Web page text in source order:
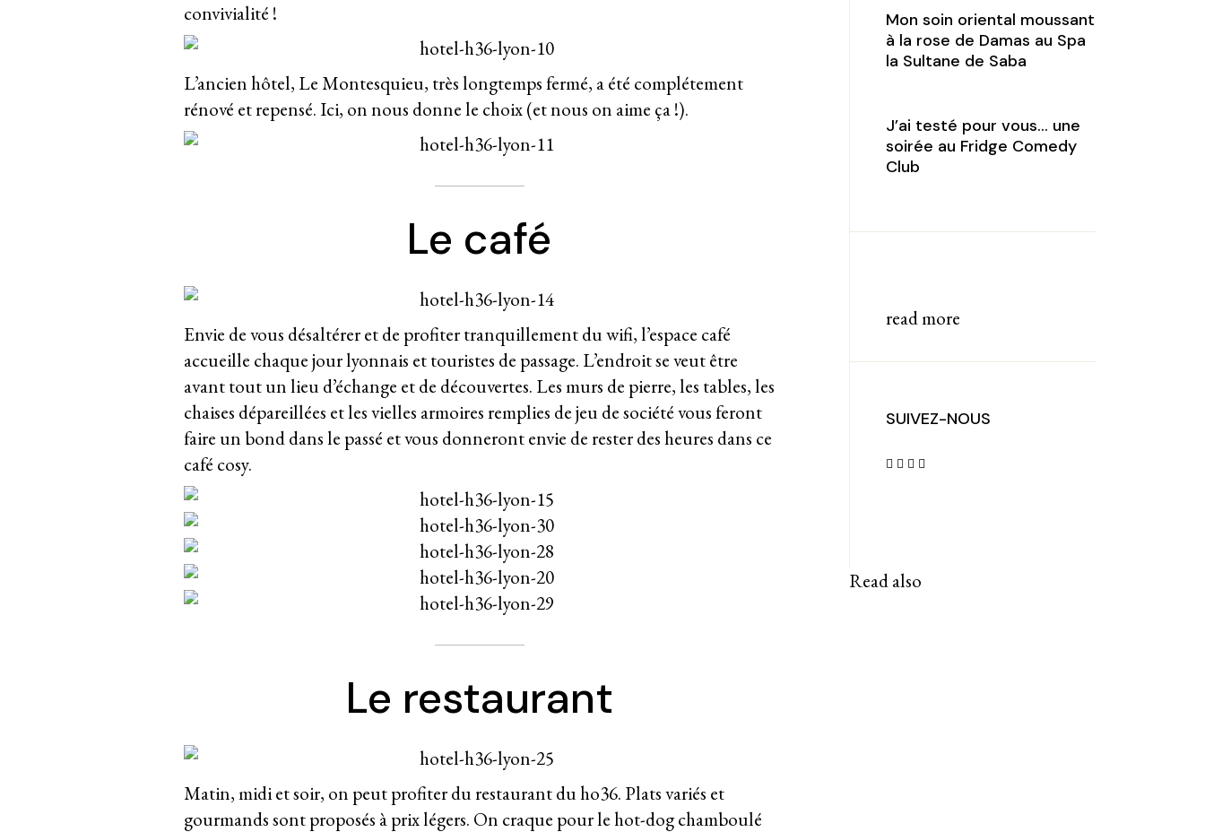
convivialité !
L’ancien hôtel, Le Montesquieu, très longtemps fermé, a été complétement
rénové et repensé. Ici, on nous donne le choix (et nous on aime ça !).
Le café
Envie de vous désaltérer et de profiter tranquillement du wifi, l’espace café
accueille chaque jour lyonnais et touristes de passage. L’endroit se veut être
avant tout un lieu d’échange et de découvertes. Les murs de pierre, les tables, les
chaises dépareillées et les vielles armoires remplies de jeu de société vous feront
faire un bond dans le passé et vous donneront envie de rester des heures dans ce
café cosy.
Le restaurant
Matin, midi et soir, on peut profiter du restaurant du ho36. Plats variés et
gourmands sont proposés à prix légers. On craque pour le hot-dog chamboulé
Mon soin oriental moussant
à la rose de Damas au Spa
la Sultane de Saba
J’ai testé pour vous… une
soirée au Fridge Comedy
Club
read more
SUIVEZ-NOUS
Read also